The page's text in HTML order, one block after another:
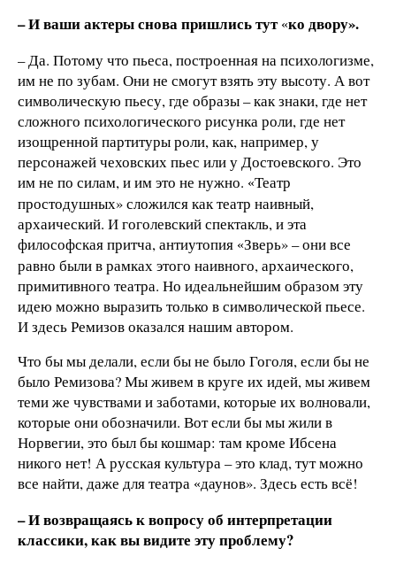
– И ваши актеры снова пришлись тут «ко двору».
– Да. Потому что пьеса, построенная на психологизме,
им не по зубам. Они не смогут взять эту высоту. А вот
символическую пьесу, где образы – как знаки, где нет
сложного психологического рисунка роли, где нет
изощренной партитуры роли, как, например, у
персонажей чеховских пьес или у Достоевского. Это
им не по силам, и им это не нужно. «Театр
простодушных» сложился как театр наивный,
архаический. И гоголевский спектакль, и эта
философская притча, антиутопия «Зверь» – они все
равно были в рамках этого наивного, архаического,
примитивного театра. Но идеальнейшим образом эту
идею можно выразить только в символической пьесе.
И здесь Ремизов оказался нашим автором.
Что бы мы делали, если бы не было Гоголя, если бы не
было Ремизова? Мы живем в круге их идей, мы живем
теми же чувствами и заботами, которые их волновали,
которые они обозначили. Вот если бы мы жили в
Норвегии, это был бы кошмар: там кроме Ибсена
никого нет! А русская культура – это клад, тут можно
все найти, даже для театра «даунов». Здесь есть всё!
– И возвращаясь к вопросу об интерпретации
классики, как вы видите эту проблему?